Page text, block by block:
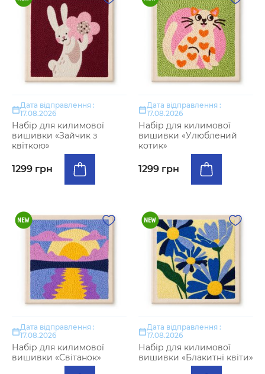
Дата відправлення :
17.08.2026
Набір для килимової
вишивки «Зайчик з
квіткою»
1299 грн
Дата відправлення :
17.08.2026
Набір для килимової
вишивки «Улюблений
котик»
1299 грн
Дата відправлення :
17.08.2026
Набір для килимової
вишивки «Світанок»
Дата відправлення :
17.08.2026
Набір для килимової
вишивки «Блакитні квіти»